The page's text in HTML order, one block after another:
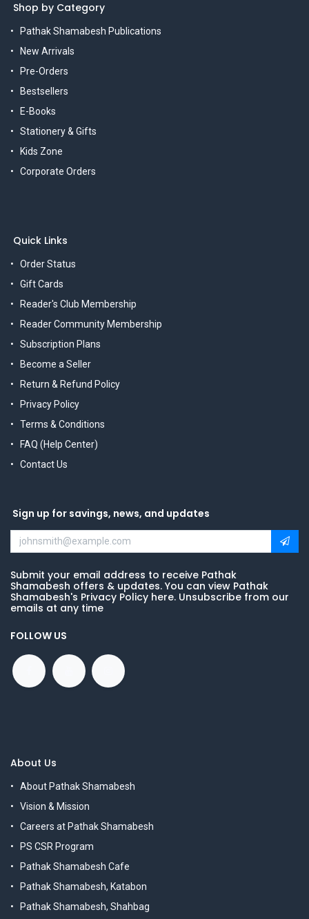
Shop by Category
Pathak Shamabesh Publications
New Arrivals
Pre-Orders
Bestsellers
E-Books
Stationery & Gifts
Kids Zone
Corporate Orders
Quick Links
Order Status
Gift Cards
Reader's Club Membership
Reader Community Membership
Subscription Plans
Become a Seller
Return & Refund Policy
Privacy Policy
Terms & Conditions
FAQ (Help Center)
Contact Us
Sign up for savings, news, and updates
Submit your email address to receive Pathak
Shamabesh offers & updates. You can view Pathak
Shamabesh's Privacy Policy here. Unsubscribe from our
emails at any time
FOLLOW US
About Us
About Pathak Shamabesh
Vision & Mission
Careers at Pathak Shamabesh
PS CSR Program
Pathak Shamabesh Cafe
Pathak Shamabesh, Katabon
Pathak Shamabesh, Shahbag